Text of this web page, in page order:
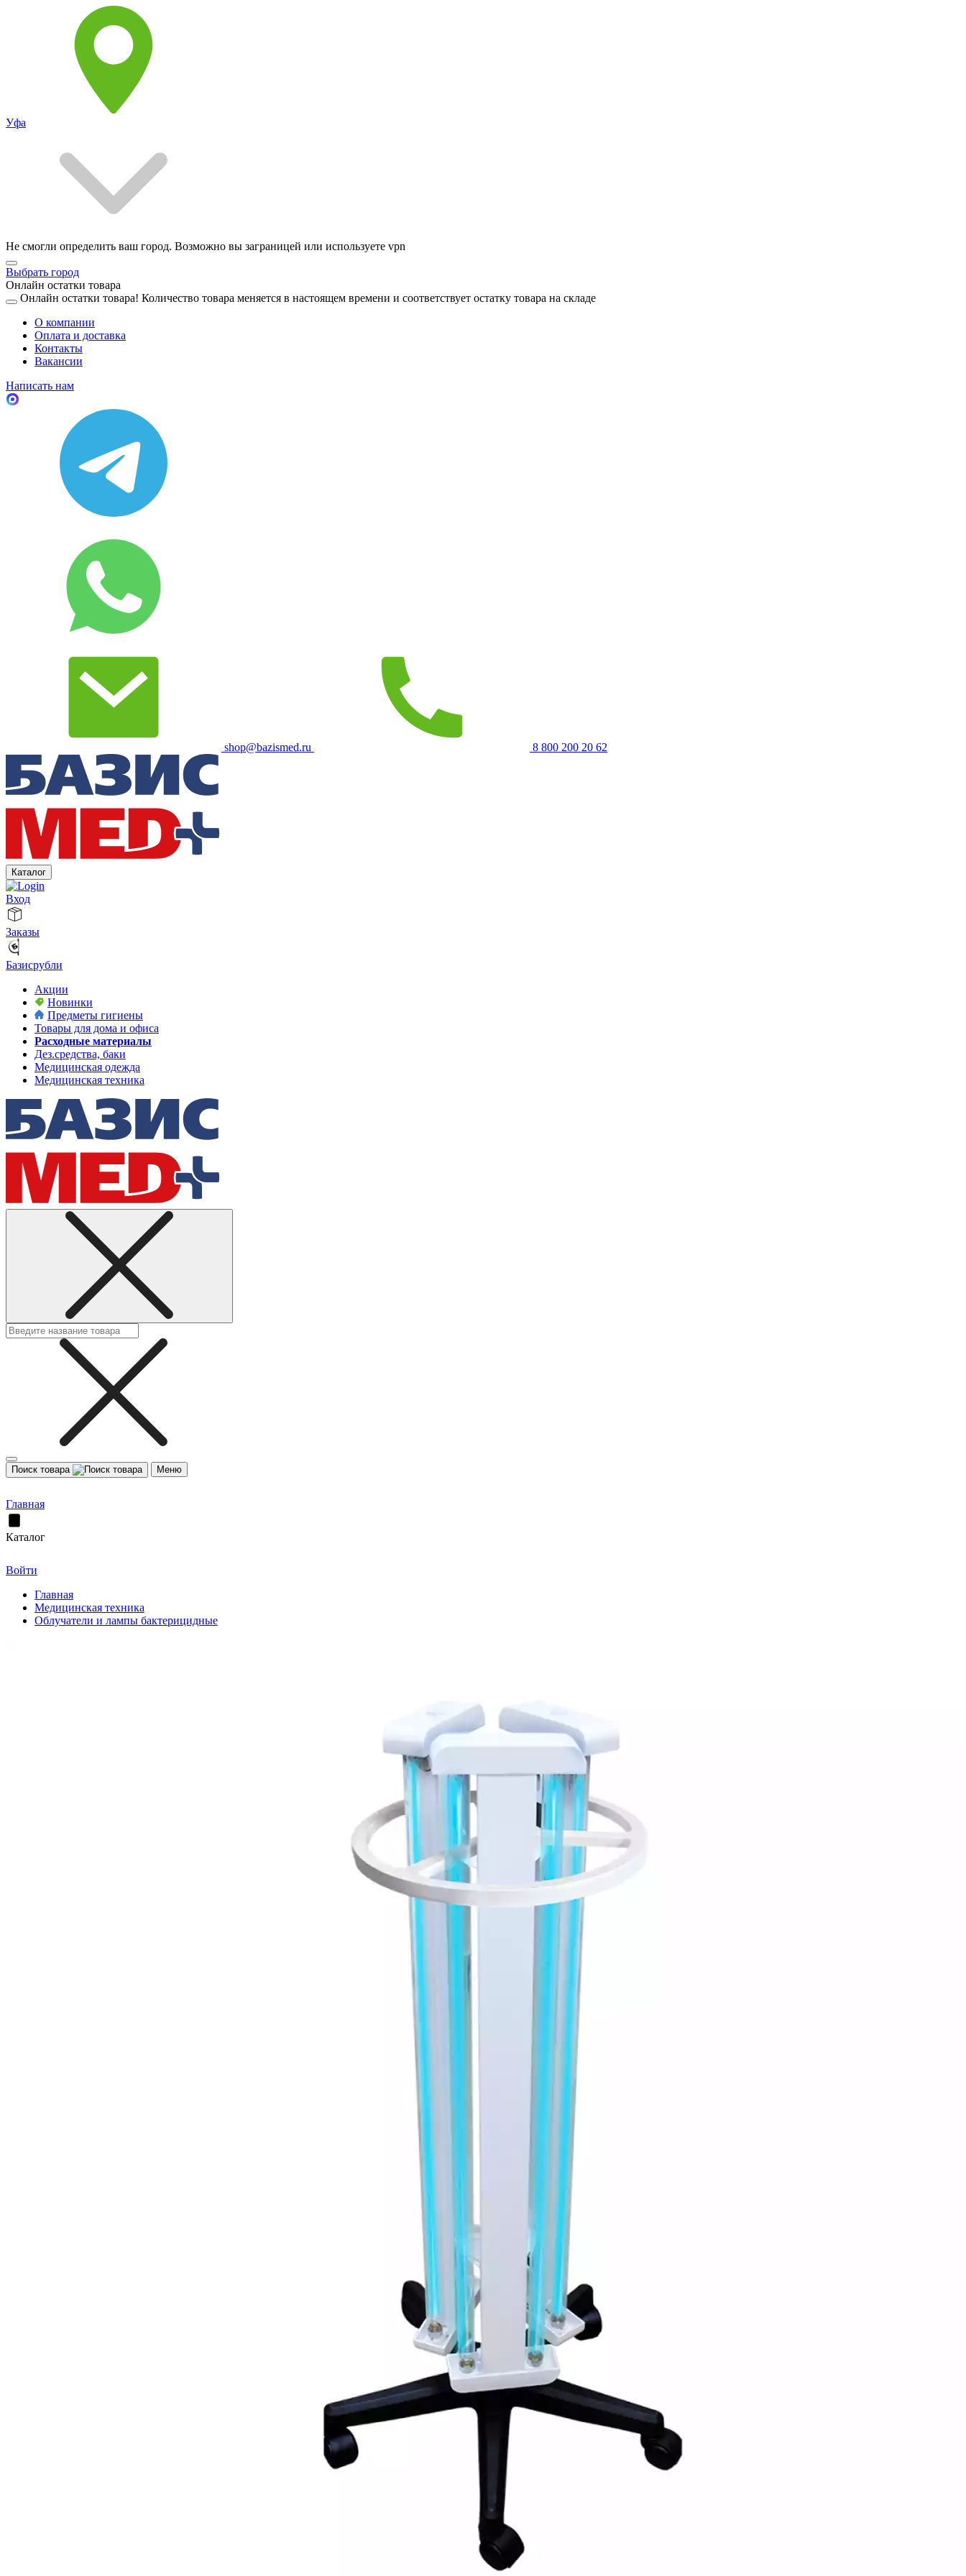
Уфа
Не смогли определить ваш город. Возможно вы заграницей или используете vpn
Выбрать город
Онлайн остатки товара
Онлайн остатки товара! Количество товара меняется в настоящем времени и соответствует остатку товара на складе
О компании
Оплата и доставка
Контакты
Вакансии
Написать нам
shop@bazismed.ru 8 800 200 20 62
Каталог
Вход
Заказы
Базисрубли
Акции
Новинки
Предметы гигиены
Товары для дома и офиса
Расходные материалы
Дез.средства, баки
Медицинская одежда
Медицинская техника
Поиск товара Меню
Главная
Каталог
Войти
Главная
Медицинская техника
Облучатели и лампы бактерицидные